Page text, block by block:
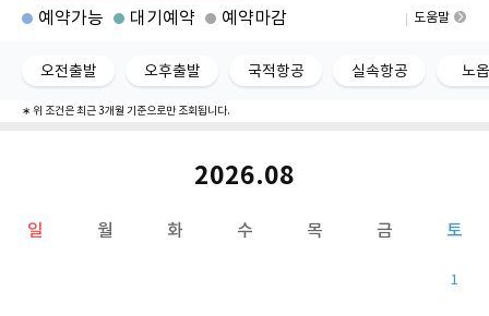
예약가능 대기예약 예약마감 도움말
오전출발 오후출발 국적항공 실속항공 노
∗ 위 조건은 최근 3개월 기준으로만 조회됩니다.
2026.08
일 월 화 수 목 금 토
1